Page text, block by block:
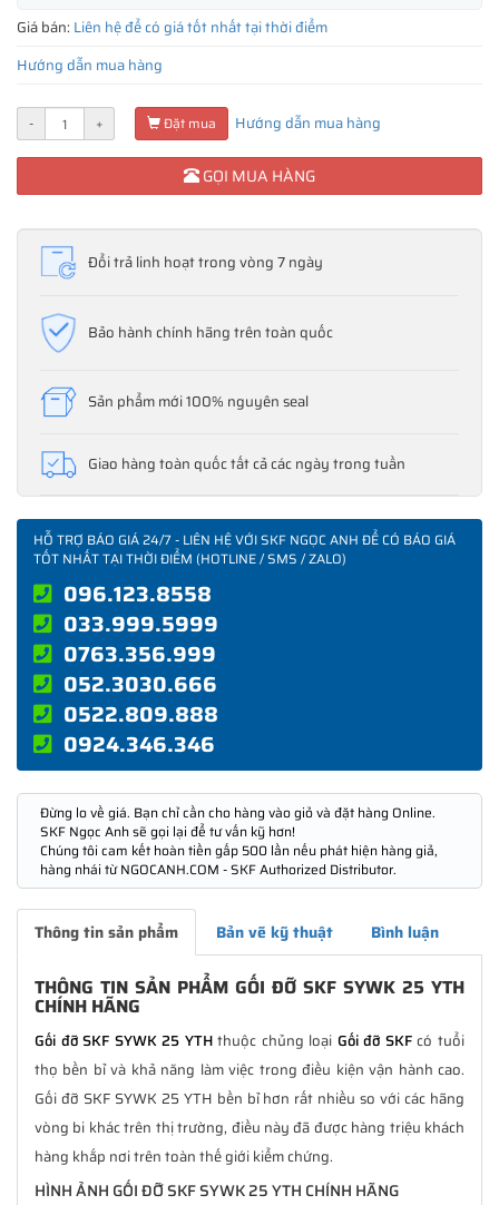
Giá bán: Liên hệ để có giá tốt nhất tại thời điểm
Hướng dẫn mua hàng
- + Đặt mua Hướng dẫn mua hàng
GỌI MUA HÀNG
Đổi trả linh hoạt trong vòng 7 ngày
Bảo hành chính hãng trên toàn quốc
Sản phẩm mới 100% nguyên seal
Giao hàng toàn quốc tất cả các ngày trong tuần
HỖ TRỢ BÁO GIÁ 24/7 - LIÊN HỆ VỚI SKF NGỌC ANH ĐỂ CÓ BÁO GIÁ
TỐT NHẤT TẠI THỜI ĐIỂM (HOTLINE / SMS / ZALO)
096.123.8558
033.999.5999
0763.356.999
052.3030.666
0522.809.888
0924.346.346
Đừng lo về giá. Bạn chỉ cần cho hàng vào giỏ và đặt hàng Online.
SKF Ngọc Anh sẽ gọi lại để tư vấn kỹ hơn!
Chúng tôi cam kết hoàn tiền gấp 500 lần nếu phát hiện hàng giả,
hàng nhái từ NGOCANH.COM - SKF Authorized Distributor.
Thông tin sản phẩm Bản vẽ kỹ thuật Bình luận
THÔNG TIN SẢN PHẨM GỐI ĐỠ SKF SYWK 25 YTH
CHÍNH HÃNG
Gối đỡ SKF SYWK 25 YTHthuộc chủng loại Gối đỡ SKFcó tuổi
thọ bền bỉ và khả năng làm việc trong điều kiện vận hành cao.
Gối đỡ SKF SYWK 25 YTH bền bỉ hơn rất nhiều so với các hãng
vòng bi khác trên thị trường, điều này đã được hàng triệu khách
hàng khắp nơi trên toàn thế giới kiểm chứng.
HÌNH ẢNH GỐI ĐỠ SKF SYWK 25 YTH CHÍNH HÃNG